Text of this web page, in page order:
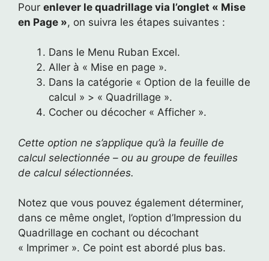
Pour enlever le quadrillage via l’onglet « Mise
en Page », on suivra les étapes suivantes :
Dans le Menu Ruban Excel.
Aller à « Mise en page ».
Dans la catégorie « Option de la feuille de
calcul » > « Quadrillage ».
Cocher ou décocher « Afficher ».
Cette option ne s’applique qu’à la feuille de
calcul selectionnée – ou au groupe de feuilles
de calcul sélectionnées.
Notez que vous pouvez également déterminer,
dans ce même onglet, l’option d’Impression du
Quadrillage en cochant ou décochant
« Imprimer ». Ce point est abordé plus bas.